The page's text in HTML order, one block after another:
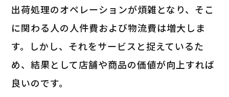
出荷処理のオペレーションが煩雑となり、そこ
に関わる人の人件費および物流費は増大しま
す。しかし、それをサービスと捉えているた
め、結果として店舗や商品の価値が向上すれば
良いのです。